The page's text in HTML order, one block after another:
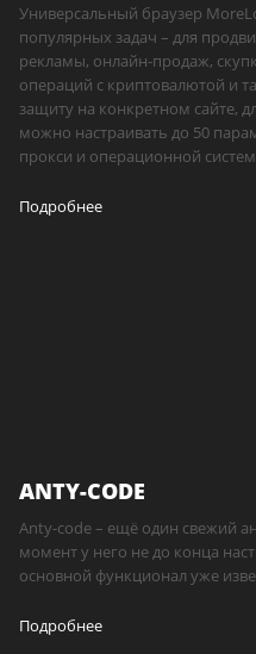
Универсальный браузер
популярных задач – для
рекламы, онлайн-продаж,
операций с криптовалютой и
защиту на конкретном сайте,
можно настраивать до 50
прокси и операционной
Подробнее
ANTY-CODE
Anty-code – ещё один свежий
момент у него не до конца
основной функционал уже
Подробнее